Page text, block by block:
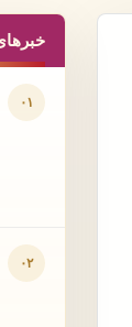
۰۱
۰۲